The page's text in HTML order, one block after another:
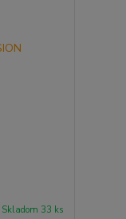
Skladom 33 ks